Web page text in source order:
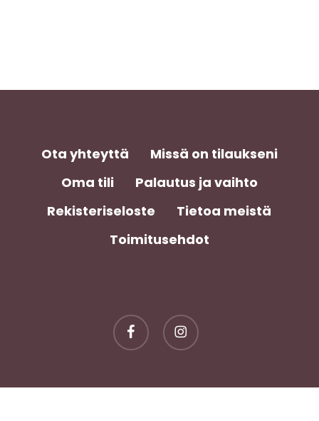
Näytä Ostoskori
Ota yhteyttä
Missä on tilaukseni
Oma tili
Palautus ja vaihto
Rekisteriseloste
Tietoa meistä
Toimitusehdot
facebook instagram